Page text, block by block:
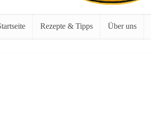
Rezepte & Tipps Über uns